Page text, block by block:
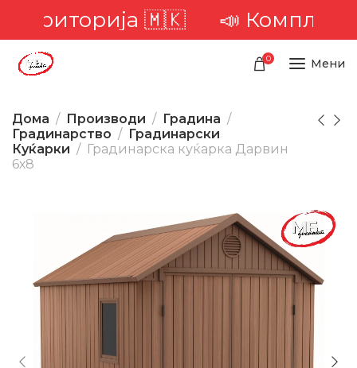
🇲🇰📣 Комплетна
0 Мени
Дома Производи
Градина
Градинарство
Градинарски
Куќарки
Градинарска куќарка Дарвин
6х8